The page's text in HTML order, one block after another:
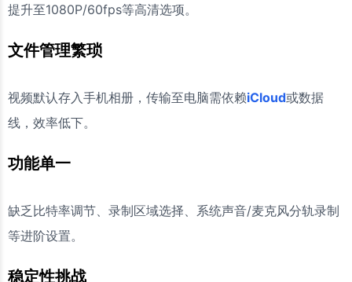
Q5：与iMazing、iTools录屏相比，爱思主要优势在
哪？
提升至1080P/60fps等高清选项。
文件管理繁琐
视频默认存入手机相册，传输至电脑需依赖iCloud或数据
线，效率低下。
功能单一
缺乏比特率调节、录制区域选择、系统声音/麦克风分轨录制
等进阶设置。
稳定性挑战